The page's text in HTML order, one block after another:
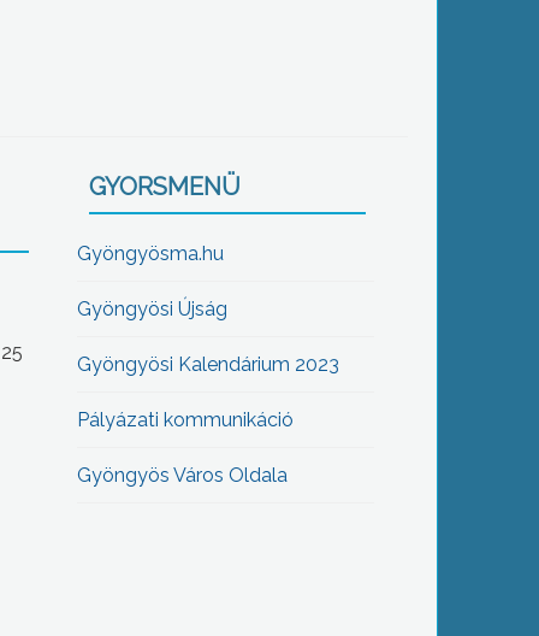
GYORSMENÜ
Gyöngyösma.hu
Gyöngyösi Újság
Gyöngyösi Kalendárium 2023
Pályázati kommunikáció
Gyöngyös Város Oldala